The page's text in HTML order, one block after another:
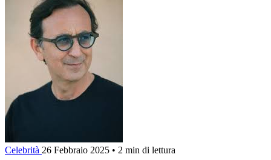
Celebrità 26 Febbraio 2025 • 2 min di lettura